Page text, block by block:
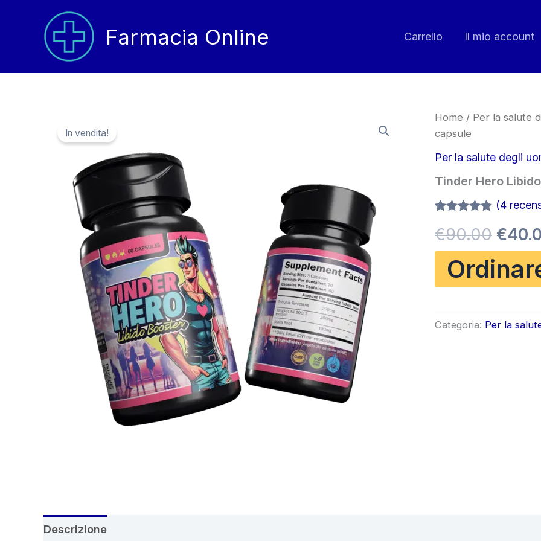
contenuto
Farmacia Online Carrello Il mio account
In vendita!
Home / Per la salute
capsule
Per la salute degli
Tinder Hero
4.75su 5
su base
di
recensioni
(4
€90.00 Il
€
Categoria: Per la
Descrizione